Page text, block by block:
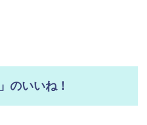
のいいね！